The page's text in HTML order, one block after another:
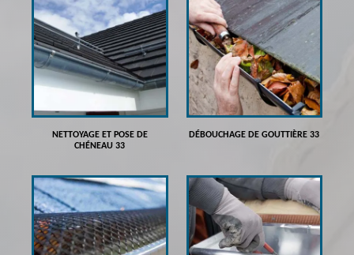
NETTOYAGE ET POSE DE
CHÉNEAU 33
DÉBOUCHAGE DE GOUTTIÈRE 33